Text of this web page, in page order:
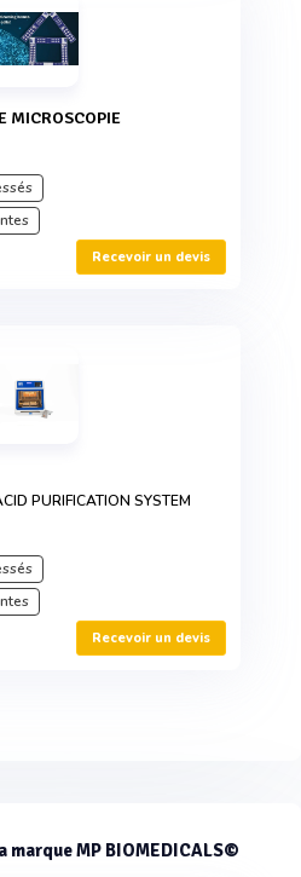
MICROSCOPIE
Recevoir un devis
PURIFICATION SYSTEM
Recevoir un devis
MP BIOMEDICALS©